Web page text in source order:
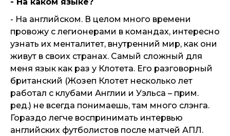
- На английском. В целом много времени
провожу с легионерами в командах, интересно
узнать их менталитет, внутренний мир, как они
живут в своих странах. Самый сложный для
меня язык как раз у Клотета. Его разговорный
британский (Жозеп Клотет несколько лет
работал с клубами Англии и Уэльса – прим.
ред.) не всегда понимаешь, там много слэнга.
Гораздо легче воспринимать интервью
английских футболистов после матчей АПЛ.